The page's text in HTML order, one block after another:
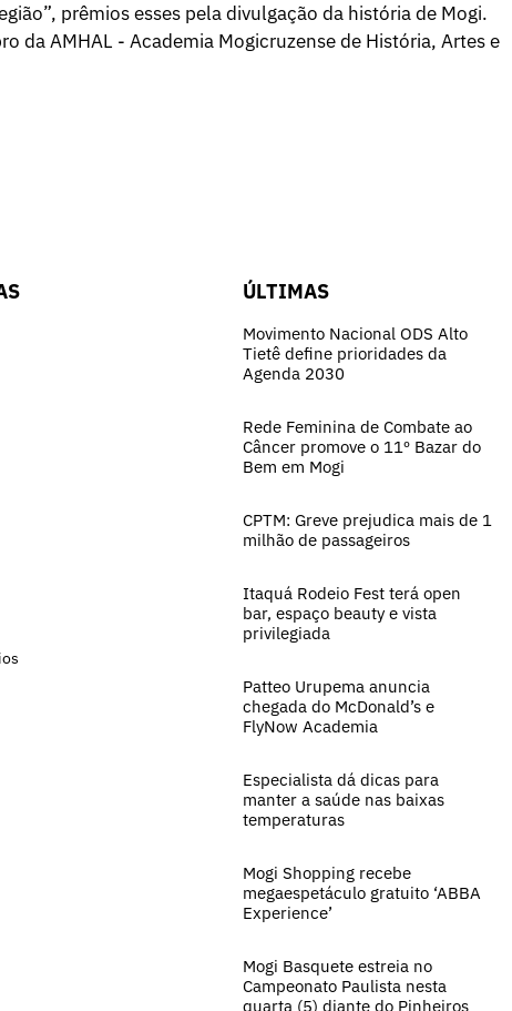
prêmios esses pela divulgação da história de Mogi.
da AMHAL - Academia Mogicruzense de História, Artes e
ÚLTIMAS
Movimento Nacional ODS Alto
Tietê define prioridades da
Agenda 2030
Rede Feminina de Combate ao
Câncer promove o 11º Bazar do
Bem em Mogi
CPTM: Greve prejudica mais de 1
milhão de passageiros
Itaquá Rodeio Fest terá open
bar, espaço beauty e vista
privilegiada
Patteo Urupema anuncia
chegada do McDonald’s e
FlyNow Academia
Especialista dá dicas para
manter a saúde nas baixas
temperaturas
Mogi Shopping recebe
megaespetáculo gratuito ‘ABBA
Experience’
Mogi Basquete estreia no
Campeonato Paulista nesta
quarta (5) diante do Pinheiros